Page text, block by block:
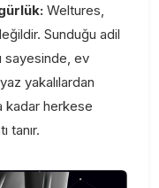
Weltures,
Sunduğu adil
sayesinde, ev
yakalılardan
kadar herkese
tanır.